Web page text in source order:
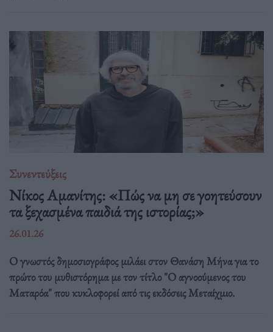
Συνεντεύξεις
Νίκος Αμανίτης: «Πώς να μη σε γοητεύσουν
τα ξεχασμένα παιδιά της ιστορίας;»
26.01.26
Ο γνωστός δημοσιογράφος μιλάει στον Θανάση Μήνα για το
πρώτο του μυθιστόρημα με τον τίτλο "Ο αγνοούμενος του
Ματαρόα" που κυκλοφορεί από τις εκδόσεις Μεταίχμιο.